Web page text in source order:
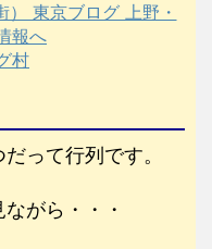
村
って行列です。
がら・・・